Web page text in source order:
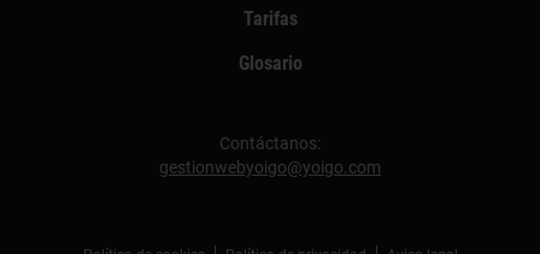
Tarifas
Glosario
Contáctanos:
gestionwebyoigo@yoigo.com